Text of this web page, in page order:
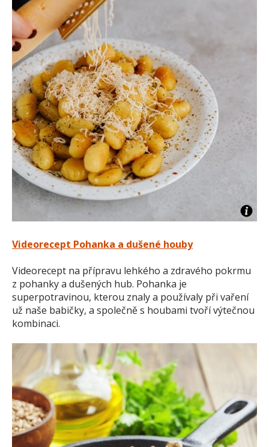
Videorecept Pohanka a dušené houby
Videorecept na přípravu lehkého a zdravého pokrmu
z pohanky a dušených hub. Pohanka je
superpotravinou, kterou znaly a používaly při vaření
už naše babičky, a společně s houbami tvoří výtečnou
kombinaci.